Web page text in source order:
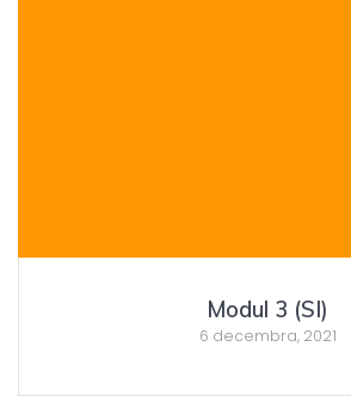
Modul 3 (SI)
6 decembra, 2021